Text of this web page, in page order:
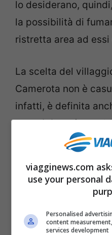
lo desiderano,
la possibilità di
ristretta area ad
La scelta del
Camerota non è
infatti, è definita
Bambini”ed è
necessità delle
proprie vacanze in
ed immerso nella
Touring di Marina
all’interno delParco
viagginews.com
use your personal
Personalised
content
services development